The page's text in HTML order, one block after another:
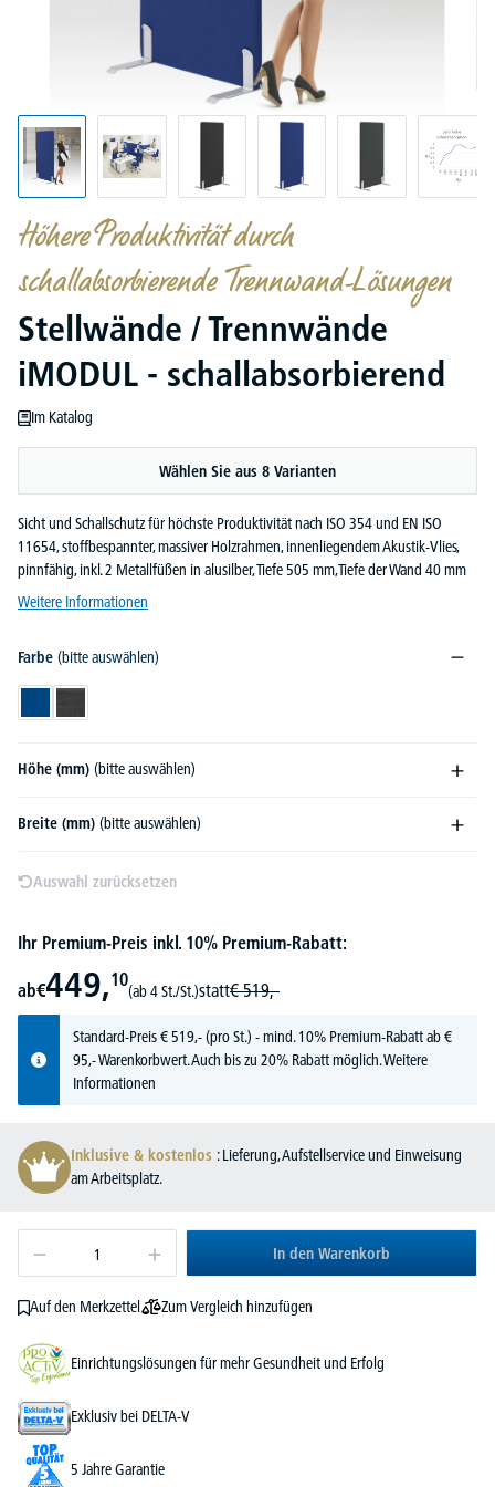
Höhere Produktivität durch
schallabsorbierende Trennwand-Lösungen
Stellwände / Trennwände
iMODUL - schallabsorbierend
Im Katalog
Wählen Sie aus 8 Varianten
Sicht und Schallschutz für höchste Produktivität nach ISO 354 und EN ISO
11654, stoffbespannter, massiver Holzrahmen, innenliegendem Akustik-Vlies,
pinnfähig, inkl. 2 Metallfüßen in alusilber, Tiefe 505 mm,Tiefe der Wand 40 mm
Weitere Informationen
Farbe (bitte auswählen)
Höhe (mm) (bitte auswählen)
Breite (mm) (bitte auswählen)
Auswahl zurücksetzen
Ihr Premium-Preis inkl. 10% Premium-Rabatt:
ab€449,10
(ab 4 St./St.)statt€ 519,-
Standard-Preis€ 519,-(pro St.) - mind. 10% Premium-Rabatt ab €
95,- Warenkorbwert. Auch bis zu 20% Rabatt möglich.Weitere
Informationen
Inklusive & kostenlos : Lieferung, Aufstellservice und Einweisung
am Arbeitsplatz.
In den Warenkorb
Auf den Merkzettel Zum Vergleich hinzufügen
Einrichtungslösungen für mehr Gesundheit und Erfolg
Exklusiv bei DELTA-V
5 Jahre Garantie